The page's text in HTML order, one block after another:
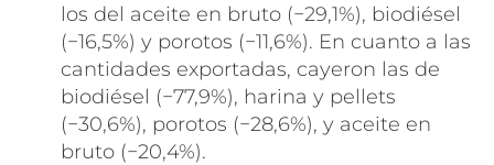
los del aceite en bruto (−29,1%), biodiésel
(−16,5%) y porotos (−11,6%). En cuanto a las
cantidades exportadas, cayeron las de
biodiésel (−77,9%), harina y pellets
(−30,6%), porotos (−28,6%), y aceite en
bruto (−20,4%).